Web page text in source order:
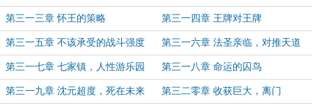
第三一三章 怀王的策略 第三一四章 王牌对王牌
第三一五章 不该承受的战斗强度 第三一六章 法圣亲临，对推天道
第三一七章 七家镇，人性游乐园 第三一八章 命运的囚鸟
第三一九章 沈元超度，死在未来 第三二零章 收获巨大，离门